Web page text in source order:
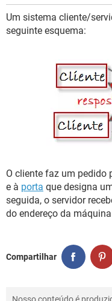
Um sistema cliente/
seguinte esquema:
O cliente faz um pedido
e à porta que designa
seguida, o servidor
do endereço da
Compartilhar